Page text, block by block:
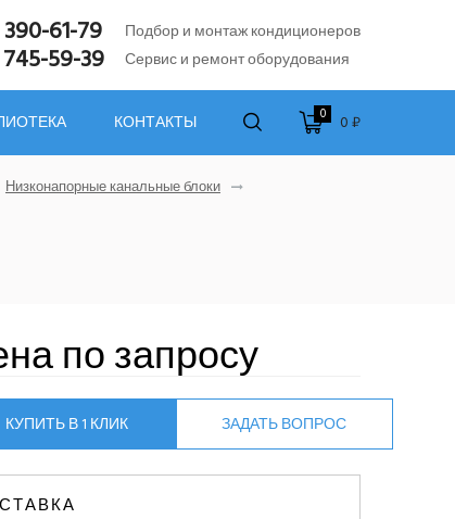
61-79 Подбор и монтаж кондиционеров
59-39 Сервис и ремонт оборудования
КОНТАКТЫ 0 0 ₽
Низконапорные канальные блоки
по запросу
КУПИТЬ В 1 КЛИК ЗАДАТЬ ВОПРОС